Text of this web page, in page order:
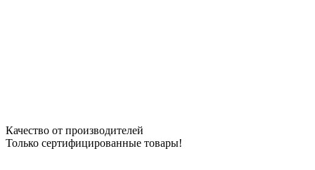
Качество от производителей
Только сертифицированные товары!